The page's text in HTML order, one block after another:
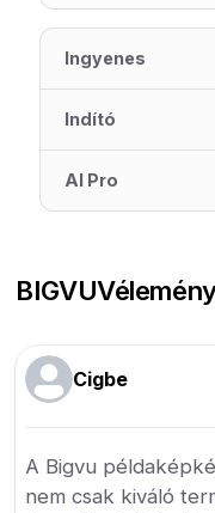
Ingyenes
Indító
AI Pro
BIGVU
Cigbe
A Bigvu
nem csak kiváló